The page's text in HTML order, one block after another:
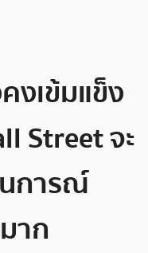
งเข้มแข็ง
Street จะ
การณ์
าก